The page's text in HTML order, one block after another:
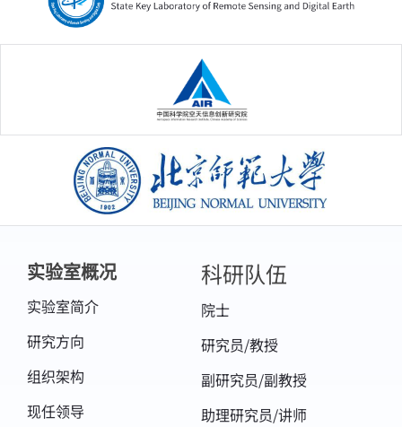
中国科学院空天信息创新研究院
北京师范大学
实验室概况
实验室简介
研究方向
组织架构
现任领导
科研队伍
院士
研究员/教授
副研究员/副教授
助理研究员/讲师